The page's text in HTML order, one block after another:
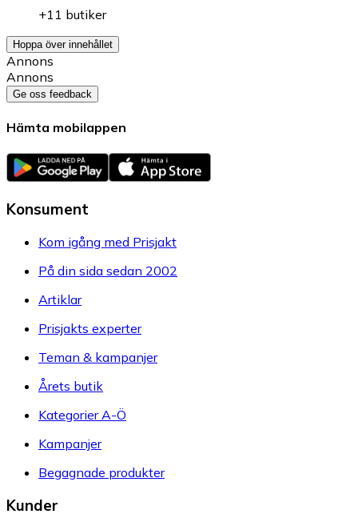
+11 butiker
Hoppa över innehållet
Annons
Annons
Ge oss feedback
Hämta mobilappen
Konsument
Kom igång med Prisjakt
På din sida sedan 2002
Artiklar
Prisjakts experter
Teman & kampanjer
Årets butik
Kategorier A-Ö
Kampanjer
Begagnade produkter
Kunder